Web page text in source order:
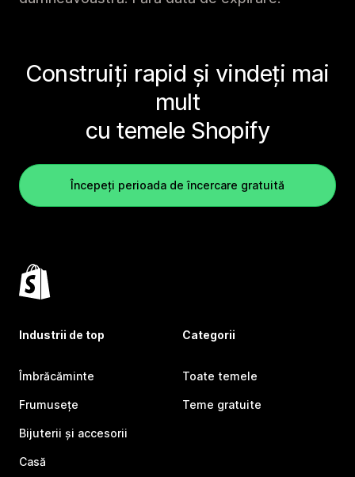
Construiți rapid și vindeți mai
mult
cu temele Shopify
Începeți perioada de încercare gratuită
Industrii de top
Îmbrăcăminte
Frumusețe
Bijuterii și accesorii
Casă
Categorii
Toate temele
Teme gratuite